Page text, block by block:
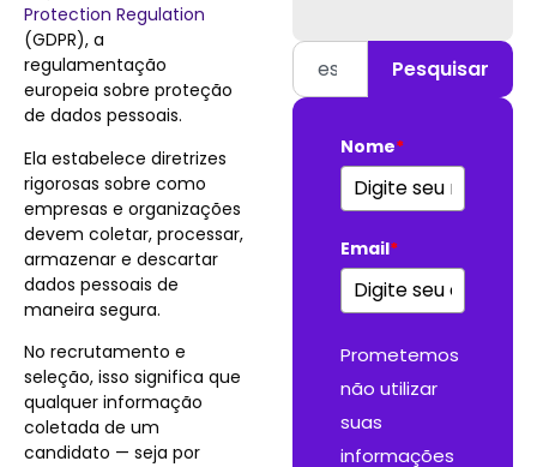
Protection Regulation
(GDPR), a
regulamentação
europeia sobre proteção
de dados pessoais.
Ela estabelece diretrizes
rigorosas sobre como
empresas e organizações
devem coletar, processar,
armazenar e descartar
dados pessoais de
maneira segura.
No recrutamento e
seleção, isso significa que
qualquer informação
coletada de um
candidato — seja por
Pesquisar
Nome*
Email*
Prometemos
não utilizar
suas
informações